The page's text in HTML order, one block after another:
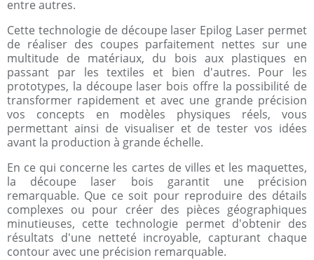
entre autres.
Cette technologie de découpe laser Epilog Laser permet
de réaliser des coupes parfaitement nettes sur une
multitude de matériaux, du bois aux plastiques en
passant par les textiles et bien d'autres. Pour les
prototypes, la découpe laser bois offre la possibilité de
transformer rapidement et avec une grande précision
vos concepts en modèles physiques réels, vous
permettant ainsi de visualiser et de tester vos idées
avant la production à grande échelle.
En ce qui concerne les cartes de villes et les maquettes,
la découpe laser bois garantit une précision
remarquable. Que ce soit pour reproduire des détails
complexes ou pour créer des pièces géographiques
minutieuses, cette technologie permet d'obtenir des
résultats d'une netteté incroyable, capturant chaque
contour avec une précision remarquable.